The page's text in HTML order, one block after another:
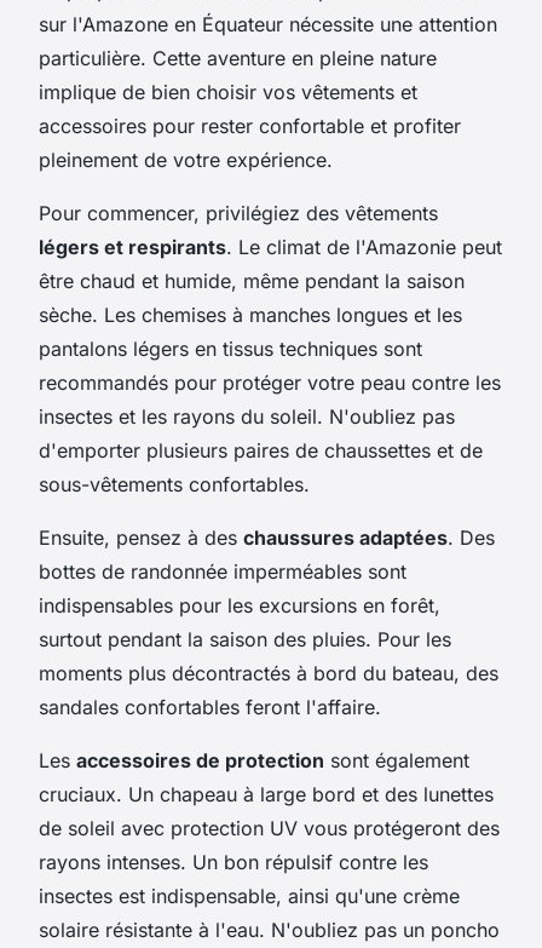
sur l'Amazone en Équateur nécessite une attention
particulière. Cette aventure en pleine nature
implique de bien choisir vos vêtements et
accessoires pour rester confortable et profiter
pleinement de votre expérience.
Pour commencer, privilégiez des vêtements
légers et respirants. Le climat de l'Amazonie peut
être chaud et humide, même pendant la saison
sèche. Les chemises à manches longues et les
pantalons légers en tissus techniques sont
recommandés pour protéger votre peau contre les
insectes et les rayons du soleil. N'oubliez pas
d'emporter plusieurs paires de chaussettes et de
sous-vêtements confortables.
Ensuite, pensez à des chaussures adaptées. Des
bottes de randonnée imperméables sont
indispensables pour les excursions en forêt,
surtout pendant la saison des pluies. Pour les
moments plus décontractés à bord du bateau, des
sandales confortables feront l'affaire.
Les accessoires de protection sont également
cruciaux. Un chapeau à large bord et des lunettes
de soleil avec protection UV vous protégeront des
rayons intenses. Un bon répulsif contre les
insectes est indispensable, ainsi qu'une crème
solaire résistante à l'eau. N'oubliez pas un poncho